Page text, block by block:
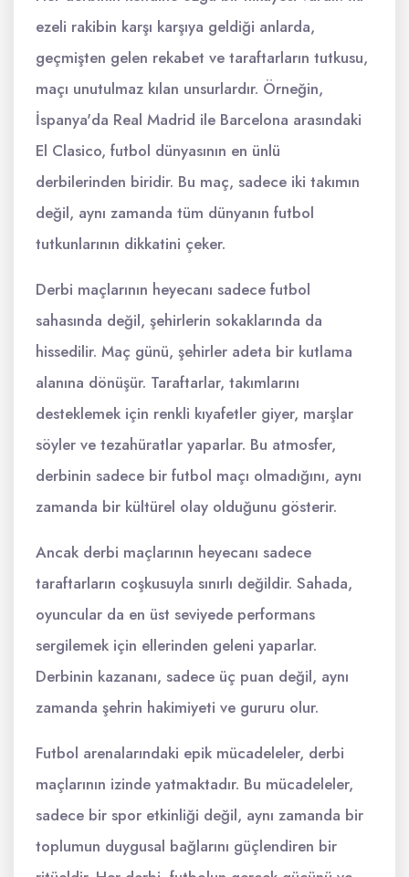
ezeli rakibin karşı karşıya geldiği anlarda,
geçmişten gelen rekabet ve taraftarların tutkusu,
maçı unutulmaz kılan unsurlardır. Örneğin,
İspanya'da Real Madrid ile Barcelona arasındaki
El Clasico, futbol dünyasının en ünlü
derbilerinden biridir. Bu maç, sadece iki takımın
değil, aynı zamanda tüm dünyanın futbol
tutkunlarının dikkatini çeker.
Derbi maçlarının heyecanı sadece futbol
sahasında değil, şehirlerin sokaklarında da
hissedilir. Maç günü, şehirler adeta bir kutlama
alanına dönüşür. Taraftarlar, takımlarını
desteklemek için renkli kıyafetler giyer, marşlar
söyler ve tezahüratlar yaparlar. Bu atmosfer,
derbinin sadece bir futbol maçı olmadığını, aynı
zamanda bir kültürel olay olduğunu gösterir.
Ancak derbi maçlarının heyecanı sadece
taraftarların coşkusuyla sınırlı değildir. Sahada,
oyuncular da en üst seviyede performans
sergilemek için ellerinden geleni yaparlar.
Derbinin kazananı, sadece üç puan değil, aynı
zamanda şehrin hakimiyeti ve gururu olur.
Futbol arenalarındaki epik mücadeleler, derbi
maçlarının izinde yatmaktadır. Bu mücadeleler,
sadece bir spor etkinliği değil, aynı zamanda bir
toplumun duygusal bağlarını güçlendiren bir